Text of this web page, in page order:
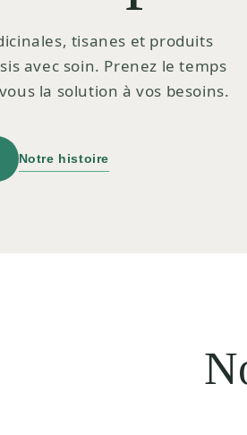
tisanes et produits
avec soin. Prenez le temps
la solution à vos besoins.
Notre histoire